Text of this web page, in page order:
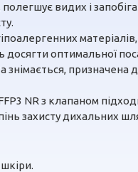
видих і
оптимальної
знімається,
NR з клапаном
захисту дихальних